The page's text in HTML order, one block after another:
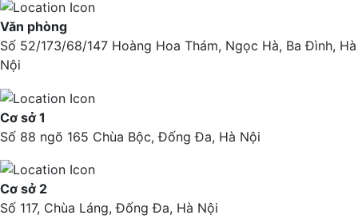
Văn phòng
Số 52/173/68/147 Hoàng Hoa Thám, Ngọc Hà, Ba Đình, Hà
Nội
Cơ sở 1
Số 88 ngõ 165 Chùa Bộc, Đống Đa, Hà Nội
Cơ sở 2
Số 117, Chùa Láng, Đống Đa, Hà Nội